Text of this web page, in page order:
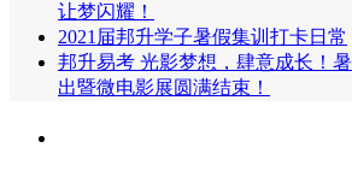
让梦闪耀！
2021届邦升学子暑假集训打卡日常
邦升易考 光影梦想，肆意成长！
出暨微电影展圆满结束！